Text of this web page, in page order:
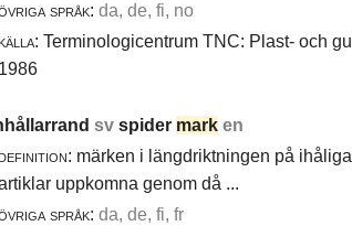
språk: da, de, fi, no
källa: Terminologicentrum TNC: Plast- och
1986
sv spider mark en
definition: märken i längdriktningen på
uppkomna genom då ...
språk: da, de, fi, fr